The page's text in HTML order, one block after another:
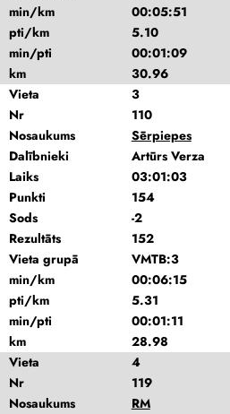
min/km
00:05:51
pti/km
5.10
min/pti
00:01:09
km
30.96
Vieta
3
Nr
110
Nosaukums
Sērpiepes
Dalībnieki
Artūrs Verza
Laiks
03:01:03
Punkti
154
Sods
-2
Rezultāts
152
Vieta grupā
VMTB:3
min/km
00:06:15
pti/km
5.31
min/pti
00:01:11
km
28.98
Vieta
4
Nr
119
Nosaukums
RM